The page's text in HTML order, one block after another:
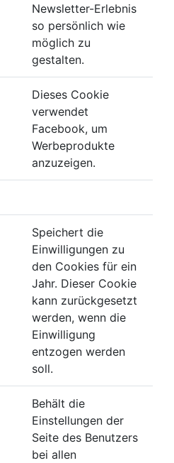
Newsletter-Erlebnis
so persönlich wie
möglich zu
gestalten.
Dieses Cookie
verwendet
Facebook, um
Werbeprodukte
anzuzeigen.
Speichert die
Einwilligungen zu
den Cookies für ein
Jahr. Dieser Cookie
kann zurückgesetzt
werden, wenn die
Einwilligung
entzogen werden
soll.
Behält die
Einstellungen der
Seite des Benutzers
bei allen